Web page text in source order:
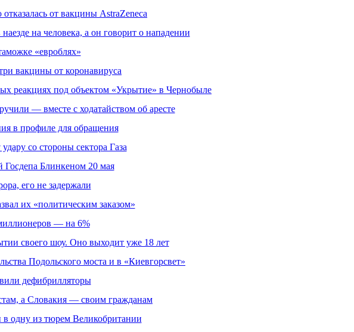
от вакцины AstraZeneca
на человека, а он говорит о нападении
«евроблях»
вакцины от коронавируса
реакциях под объектом «Укрытие» в Чернобыле
— вместе с ходатайством об аресте
в профиле для обращения
со стороны сектора Газа
Госдепа Блинкеном 20 мая
его не задержали
их «политическим заказом»
— на 6%
своего шоу. Оно выходит уже 18 лет
Подольского моста и в «Киевгорсвет»
дефибрилляторы
а Словакия — своим гражданам
в одну из тюрем Великобритании